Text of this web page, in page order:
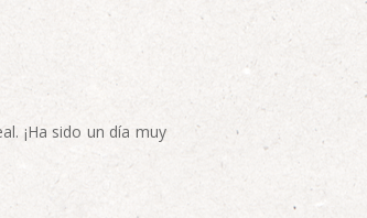
¡Ha sido un día muy